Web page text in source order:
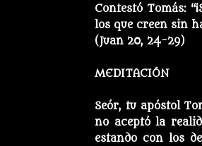
Contestó Tomás:
los que creen sin
(Juan 20, 24-29)
MEDITACIÓN
Seór, tu apóstol
no aceptó la
estando con los